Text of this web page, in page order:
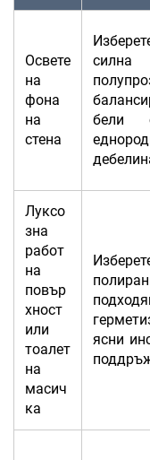
Освете
на
фона
на
стена
силна
бели
Луксо
зна
работ
на
повър
хност
или
тоалет
на
масич
ка
ясни